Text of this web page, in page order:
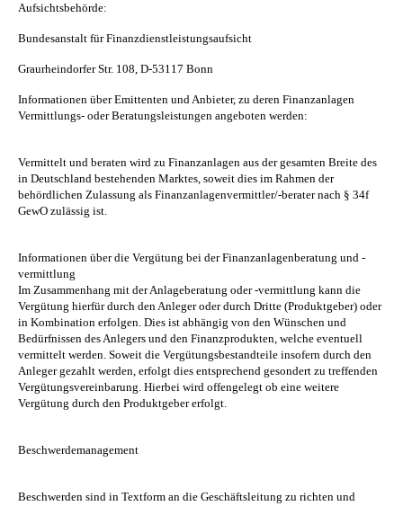
Aufsichtsbehörde:
Bundesanstalt für Finanzdienstleistungsaufsicht
Graurheindorfer Str. 108, D-53117 Bonn
Informationen über Emittenten und Anbieter, zu deren Finanzanlagen
Vermittlungs- oder Beratungsleistungen angeboten werden:
Vermittelt und beraten wird zu Finanzanlagen aus der gesamten Breite des
in Deutschland bestehenden Marktes, soweit dies im Rahmen der
behördlichen Zulassung als Finanzanlagenvermittler/-berater nach § 34f
GewO zulässig ist.
Informationen über die Vergütung bei der Finanzanlagenberatung und -
vermittlung
Im Zusammenhang mit der Anlageberatung oder -vermittlung kann die
Vergütung hierfür durch den Anleger oder durch Dritte (Produktgeber) oder
in Kombination erfolgen. Dies ist abhängig von den Wünschen und
Bedürfnissen des Anlegers und den Finanzprodukten, welche eventuell
vermittelt werden. Soweit die Vergütungsbestandteile insofern durch den
Anleger gezahlt werden, erfolgt dies entsprechend gesondert zu treffenden
Vergütungsvereinbarung. Hierbei wird offengelegt ob eine weitere
Vergütung durch den Produktgeber erfolgt.
Beschwerdemanagement
Beschwerden sind in Textform an die Geschäftsleitung zu richten und